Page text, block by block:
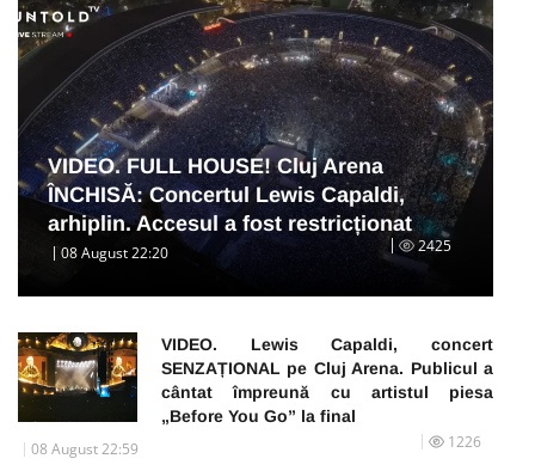
VIDEO. FULL HOUSE! Cluj Arena
ÎNCHISĂ: Concertul Lewis Capaldi,
arhiplin. Accesul a fost restricționat
08 August 22:20 2425
VIDEO. Lewis Capaldi, concert
SENZAȚIONAL pe Cluj Arena. Publicul a
cântat împreună cu artistul piesa
„Before You Go” la final
08 August 22:59 1226